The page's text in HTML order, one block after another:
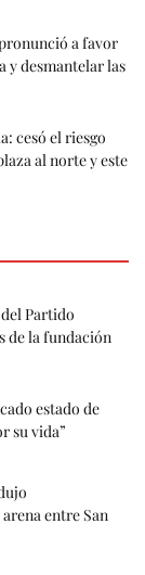
a favor
y desmantelar las
cesó el riesgo
al norte y este
Partido
de la fundación
estado de
su vida”
entre San